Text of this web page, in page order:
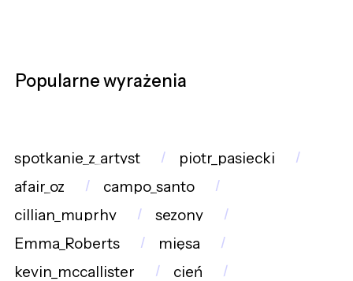
Popularne wyrażenia
spotkanie_z_artyst
piotr_pasiecki
afair_oz
campo_santo
cillian_muprhy
sezony
Emma_Roberts
mięsa
kevin_mccallister
cień